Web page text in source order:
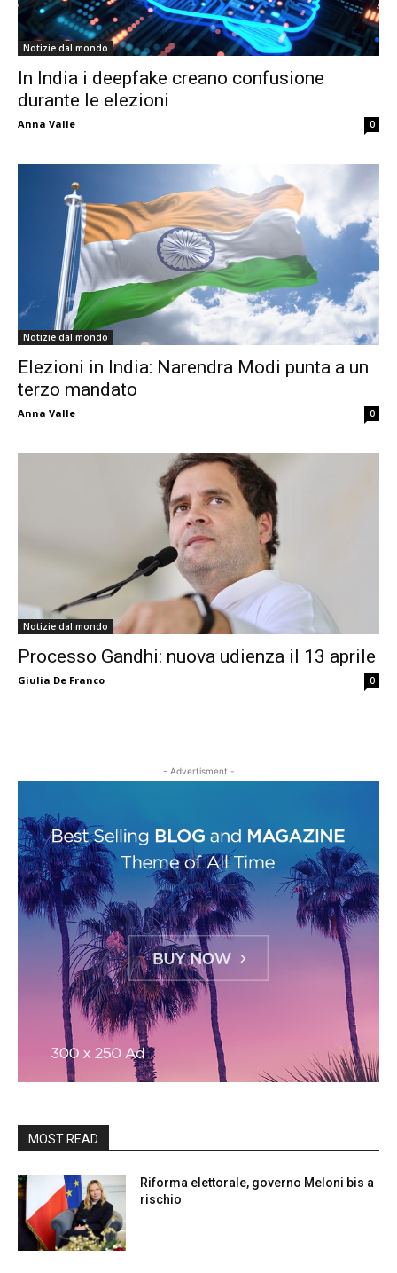
Notizie dal mondo
In India i deepfake creano confusione
durante le elezioni
Anna Valle 0
Notizie dal mondo
Elezioni in India: Narendra Modi punta a un
terzo mandato
Anna Valle 0
Notizie dal mondo
Processo Gandhi: nuova udienza il 13 aprile
Giulia De Franco 0
- Advertisment -
MOST READ
Riforma elettorale, governo Meloni bis a
rischio